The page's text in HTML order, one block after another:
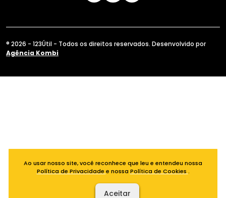
® 2026 - 123Útil - Todos os direitos reservados. Desenvolvido por
Agência Kombi
Ao usar nosso site, você reconhece que leu e entendeu nossa
Política de Privacidade e nossa Política de Cookies .
Aceitar